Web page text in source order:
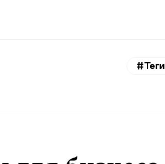
#Теги